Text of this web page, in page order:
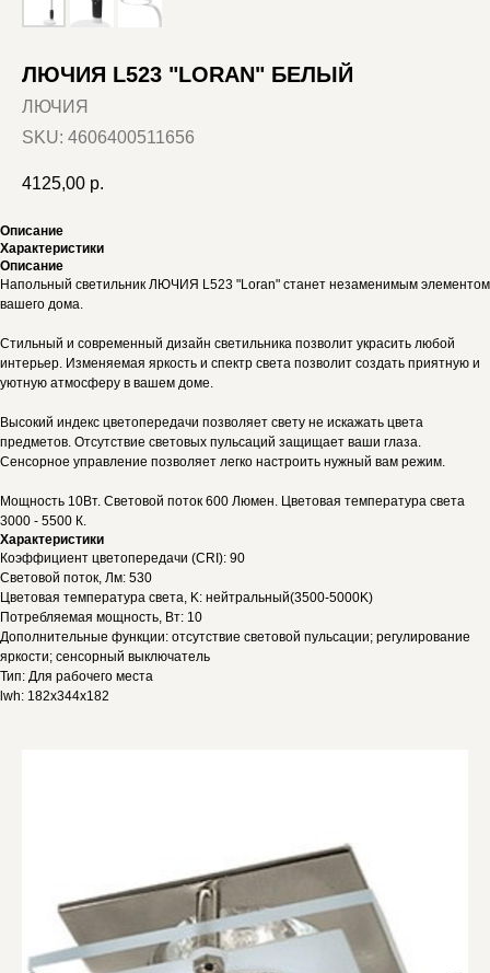
ЛЮЧИЯ L523 "LORAN" БЕЛЫЙ
ЛЮЧИЯ
SKU: 4606400511656
4125,00 р.
Описание
Характеристики
Описание
Напольный светильник ЛЮЧИЯ L523 "Loran" станет незаменимым элементом
вашего дома.
Стильный и современный дизайн светильника позволит украсить любой
интерьер. Изменяемая яркость и спектр света позволит создать приятную и
уютную атмосферу в вашем доме.
Высокий индекс цветопередачи позволяет свету не искажать цвета
предметов. Отсутствие световых пульсаций защищает ваши глаза.
Сенсорное управление позволяет легко настроить нужный вам режим.
Мощность 10Вт. Световой поток 600 Люмен. Цветовая температура света
3000 - 5500 К.
Характеристики
Коэффициент цветопередачи (CRI): 90
Световой поток, Лм: 530
Цветовая температура света, K: нейтральный(3500-5000K)
Потребляемая мощность, Вт: 10
Дополнительные функции: отсутствие световой пульсации; регулирование
яркости; сенсорный выключатель
Тип: Для рабочего места
lwh: 182x344x182